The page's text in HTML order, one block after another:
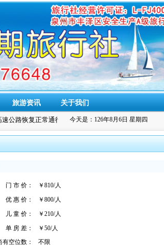
旅游资讯 关于我们
公路恢复正常通行 今天是：126年8月6日 星期四
门 市 价：
￥810/人
优 惠 价：
￥800/人
儿 童 价：
￥210/人
单 房 差：
￥50/人
有空位数：
不限